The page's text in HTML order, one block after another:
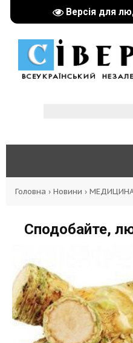
Версія для
Головна › Новини ›
Сподобайте,